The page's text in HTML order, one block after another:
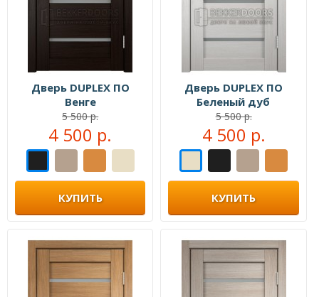
Дверь DUPLEX ПО
Венге
5 500 р.
4 500 р.
КУПИТЬ
Дверь DUPLEX ПО
Беленый дуб
5 500 р.
4 500 р.
КУПИТЬ